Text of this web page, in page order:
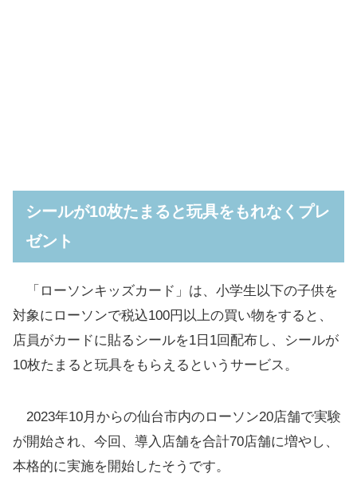
シールが10枚たまると玩具をもれなくプレ
ゼント
「ローソンキッズカード」は、小学生以下の子供を
対象にローソンで税込100円以上の買い物をすると、
店員がカードに貼るシールを1日1回配布し、シールが
10枚たまると玩具をもらえるというサービス。
2023年10月からの仙台市内のローソン20店舗で実験
が開始され、今回、導入店舗を合計70店舗に増やし、
本格的に実施を開始したそうです。